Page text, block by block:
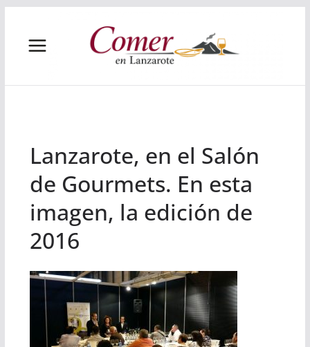
contenido
Lanzarote, en el Salón
de Gourmets. En esta
imagen, la edición de
2016